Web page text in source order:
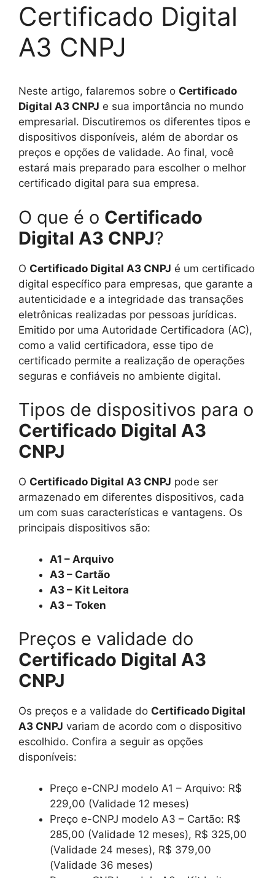
Certificado Digital
A3 CNPJ
Neste artigo, falaremos sobre o Certificado
Digital A3 CNPJ e sua importância no mundo
empresarial. Discutiremos os diferentes tipos e
dispositivos disponíveis, além de abordar os
preços e opções de validade. Ao final, você
estará mais preparado para escolher o melhor
certificado digital para sua empresa.
O que é o Certificado
Digital A3 CNPJ?
O Certificado Digital A3 CNPJ é um certificado
digital específico para empresas, que garante a
autenticidade e a integridade das transações
eletrônicas realizadas por pessoas jurídicas.
Emitido por uma Autoridade Certificadora (AC),
como a valid certificadora, esse tipo de
certificado permite a realização de operações
seguras e confiáveis no ambiente digital.
Tipos de dispositivos para o
Certificado Digital A3
CNPJ
O Certificado Digital A3 CNPJ pode ser
armazenado em diferentes dispositivos, cada
um com suas características e vantagens. Os
principais dispositivos são:
A1 – Arquivo
A3 – Cartão
A3 – Kit Leitora
A3 – Token
Preços e validade do
Certificado Digital A3
CNPJ
Os preços e a validade do Certificado Digital
A3 CNPJ variam de acordo com o dispositivo
escolhido. Confira a seguir as opções
disponíveis:
Preço e-CNPJ modelo A1 – Arquivo: R$
229,00 (Validade 12 meses)
Preço e-CNPJ modelo A3 – Cartão: R$
285,00 (Validade 12 meses), R$ 325,00
(Validade 24 meses), R$ 379,00
(Validade 36 meses)